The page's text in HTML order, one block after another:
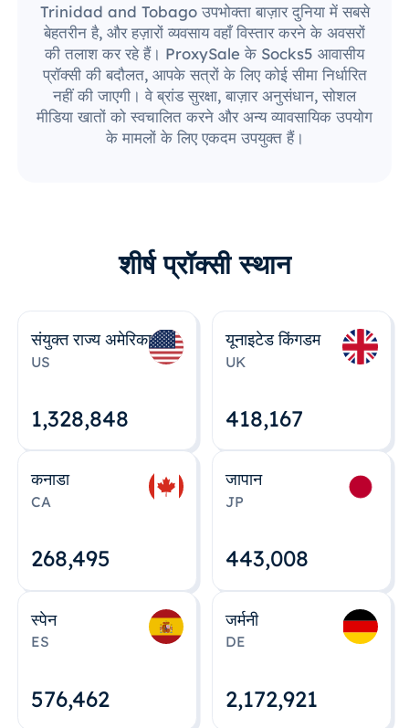
Trinidad and Tobago उपभोक्ता बाज़ार दुनिया में सबसे
बेहतरीन है, और हज़ारों व्यवसाय वहाँ विस्तार करने के अवसरों
की तलाश कर रहे हैं। ProxySale के Socks5 आवासीय
प्रॉक्सी की बदौलत, आपके सत्रों के लिए कोई सीमा निर्धारित
नहीं की जाएगी। वे ब्रांड सुरक्षा, बाज़ार अनुसंधान, सोशल
मीडिया खातों को स्वचालित करने और अन्य व्यावसायिक उपयोग
के मामलों के लिए एकदम उपयुक्त हैं।
शीर्ष प्रॉक्सी स्थान
संयुक्त राज्य अमेरिका
US
1,328,848
यूनाइटेड किंगडम
UK
418,167
कनाडा
CA
268,495
जापान
JP
443,008
स्पेन
ES
576,463
जर्मनी
DE
2,172,922